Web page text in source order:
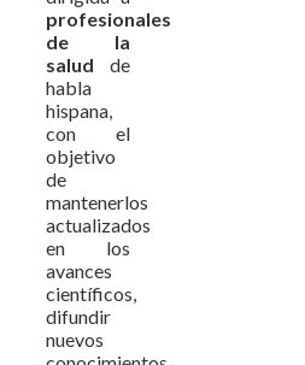
profesionales
de la
salud de
habla
hispana,
con el
objetivo
de
mantenerlos
actualizados
en los
avances
científicos,
difundir
nuevos